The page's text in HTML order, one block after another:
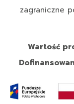
zagraniczne
Wartość